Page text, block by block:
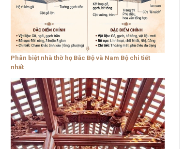
Phân biệt nhà thờ họ Bắc Bộ và Nam Bộ chi tiết
nhất